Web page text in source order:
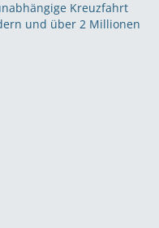
Kreuzfahrt
und über 2 Millionen